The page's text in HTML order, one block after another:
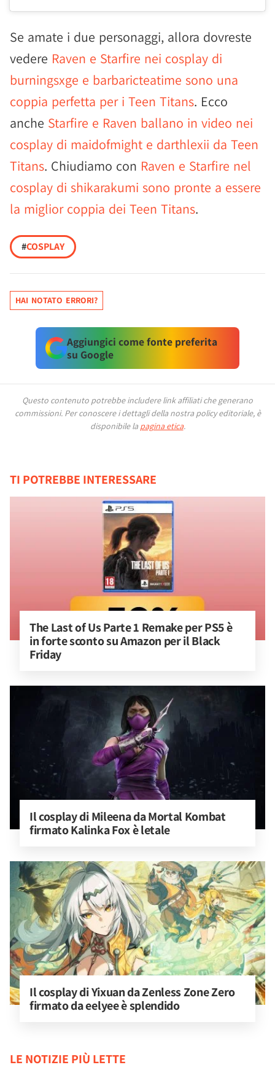
Se amate i due personaggi, allora dovreste
vedere Raven e Starfire nei cosplay di
burningsxge e barbaricteatime sono una
coppia perfetta per i Teen Titans. Ecco
anche Starfire e Raven ballano in video nei
cosplay di maidofmight e darthlexii da Teen
Titans. Chiudiamo con Raven e Starfire nel
cosplay di shikarakumi sono pronte a essere
la miglior coppia dei Teen Titans.
#COSPLAY
HAI NOTATO ERRORI?
Aggiungici come fonte preferita
su Google
Questo contenuto potrebbe includere link affiliati che generano
commissioni. Per conoscere i dettagli della nostra policy editoriale, è
disponibile la pagina etica.
TI POTREBBE INTERESSARE
The Last of Us Parte 1 Remake per PS5 è
in forte sconto su Amazon per il Black
Friday
Il cosplay di Mileena da Mortal Kombat
firmato Kalinka Fox è letale
Il cosplay di Yixuan da Zenless Zone Zero
firmato da eelyee è splendido
LE NOTIZIE PIÙ LETTE